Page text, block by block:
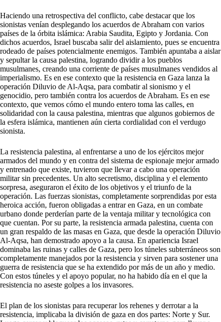
Haciendo una retrospectiva del conflicto, cabe destacar que los
sionistas venían desplegando los acuerdos de Abraham con varios
países de la órbita islámica: Arabia Saudita, Egipto y Jordania. Con
dichos acuerdos, Israel buscaba salir del aislamiento, pues se encuentra
rodeado de países potencialmente enemigos. También apuntaba a aislar
y sepultar la causa palestina, logrando dividir a los pueblos
musulmanes, creando una corriente de países musulmanes vendidos al
imperialismo. Es en ese contexto que la resistencia en Gaza lanza la
operación Diluvio de Al-Aqsa, para combatir al sionismo y el
genocidio, pero también contra los acuerdos de Abraham. Es en ese
contexto, que vemos cómo el mundo entero toma las calles, en
solidaridad con la causa palestina, mientras que algunos gobiernos de
la esfera islámica, mantienen aún cierta cordialidad con el verdugo
sionista.
La resistencia palestina, al enfrentarse a uno de los ejércitos mejor
armados del mundo y en contra del sistema de espionaje mejor armado
y entrenado que existe, tuvieron que llevar a cabo una operación
militar sin precedentes. Un alto secretismo, disciplina y el elemento
sorpresa, aseguraron el éxito de los objetivos y el triunfo de la
operación. Las fuerzas sionistas, completamente sorprendidas por esta
heroica acción, fueron obligadas a entrar en Gaza, en un combate
urbano donde perderían parte de la ventaja militar y tecnológica con
que cuentan. Por su parte, la resistencia armada palestina, cuenta con
un gran respaldo de las masas en Gaza, que desde la operación Diluvio
Al-Aqsa, han demostrado apoyo a la causa. En apariencia Israel
dominaba las ruinas y calles de Gaza, pero los túneles subterráneos son
completamente manejados por la resistencia y sirven para sostener una
guerra de resistencia que se ha extendido por más de un año y medio.
Con estos túneles y el apoyo popular, no ha habido día en el que la
resistencia no aseste golpes a los invasores.
El plan de los sionistas para recuperar los rehenes y derrotar a la
resistencia, implicaba la división de gaza en dos partes: Norte y Sur.